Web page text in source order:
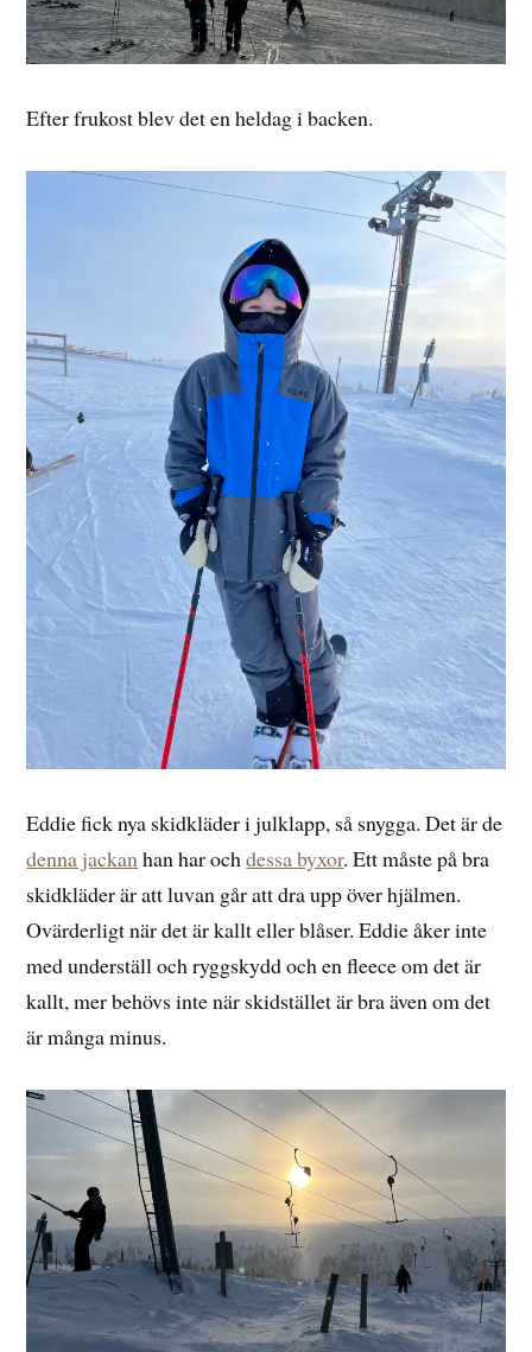
Efter frukost blev det en heldag i backen.
Eddie fick nya skidkläder i julklapp, så snygga. Det är de
denna jackanhan har ochdessa byxor. Ett måste på bra
skidkläder är att luvan går att dra upp över hjälmen.
Ovärderligt när det är kallt eller blåser. Eddie åker inte
med underställ och ryggskydd och en fleece om det är
kallt, mer behövs inte när skidstället är bra även om det
är många minus.